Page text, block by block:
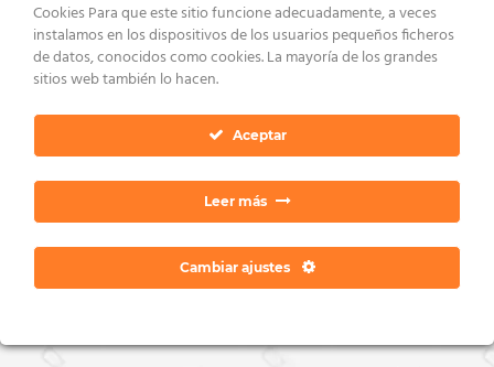
POLÍTICA DE COOKIES
POLÍTICA DE PRIVACIDAD CONTACTO
Copyright 2026 © Dan Ratia
Cookies Para que este sitio funcione adecuadamente, a veces
instalamos en los dispositivos de los usuarios pequeños ficheros
de datos, conocidos como cookies. La mayoría de los grandes
sitios web también lo hacen.
Aceptar
Leer más
Cambiar ajustes